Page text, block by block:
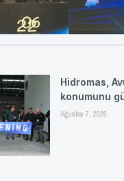
Hidromas,
konumunu
Ağustos 7, 2026